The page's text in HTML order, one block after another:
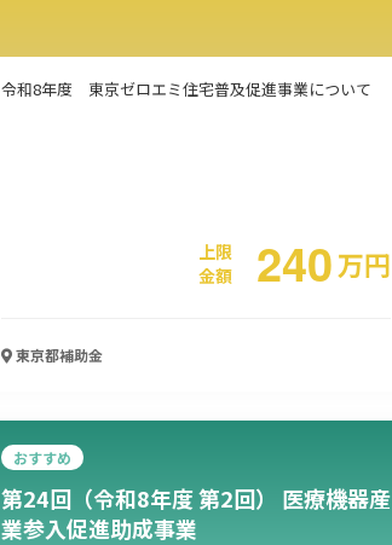
令和8年度 東京ゼロエミ住宅普及促進事業について
上限
金額
240万円
東京都補助金
おすすめ
第24回（令和8年度 第2回） 医療機器産
業参入促進助成事業